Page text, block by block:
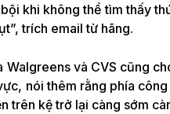
khi không thể tìm thấy
trích email từ hãng.
và CVS cũng
nói thêm rằng phía
trên kệ trở lại càng sớm